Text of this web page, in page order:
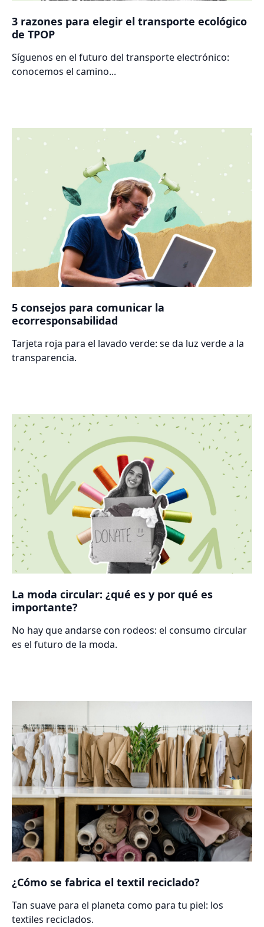
3 razones para elegir el transporte ecológico
de TPOP
Síguenos en el futuro del transporte electrónico:
conocemos el camino...
5 consejos para comunicar la
ecorresponsabilidad
Tarjeta roja para el lavado verde: se da luz verde a la
transparencia.
La moda circular: ¿qué es y por qué es
importante?
No hay que andarse con rodeos: el consumo circular
es el futuro de la moda.
¿Cómo se fabrica el textil reciclado?
Tan suave para el planeta como para tu piel: los
textiles reciclados.